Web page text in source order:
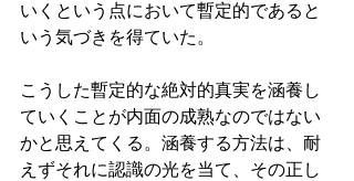
いくという点において暫定的であると
いう気づきを得ていた。
こうした暫定的な絶対的真実を涵養し
ていくことが内面の成熟なのではない
かと思えてくる。涵養する方法は、耐
えずそれに認識の光を当て、その正し